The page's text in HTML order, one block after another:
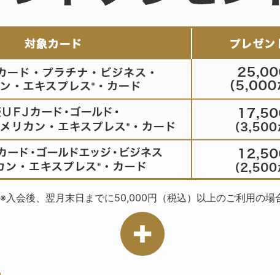
※入会後、翌月末日までに50,000円（税込）以上のご利用の場